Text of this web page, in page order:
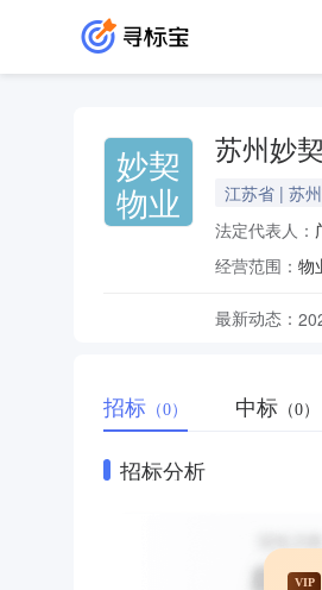
妙契
物业
苏州妙
江苏省 | 苏
法定代表人：
经营范围：
最新动态：
招标 （0） 中标 （0）
招标分析
VIP